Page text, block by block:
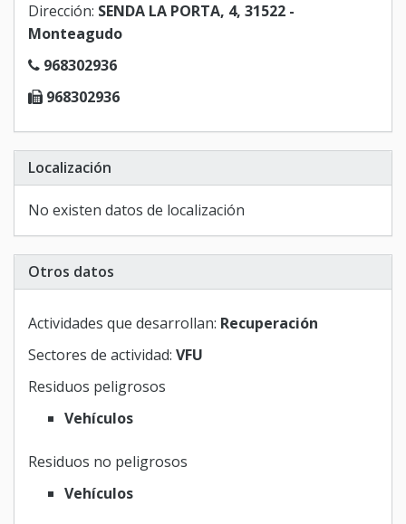
Dirección: SENDA LA PORTA, 4, 31522 -
Monteagudo
968302936
968302936
Localización
No existen datos de localización
Otros datos
Actividades que desarrollan: Recuperación
Sectores de actividad: VFU
Residuos peligrosos
Vehículos
Residuos no peligrosos
Vehículos